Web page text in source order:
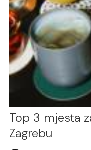
Top 3 mjesta
Zagrebu